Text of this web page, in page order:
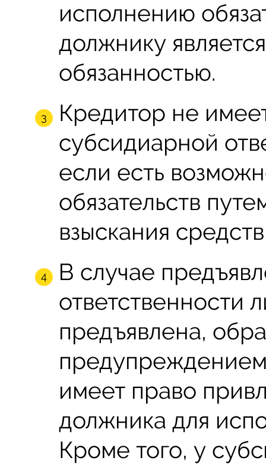
исполнению
должнику
обязанностью.
Кредитор не
субсидиарной
если есть
обязательств
взыскания
В случае
ответственности
предъявлена,
имеет право
должника для
Кроме того, у